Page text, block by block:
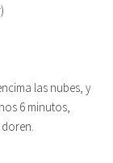
las nubes, y
6 minutos,